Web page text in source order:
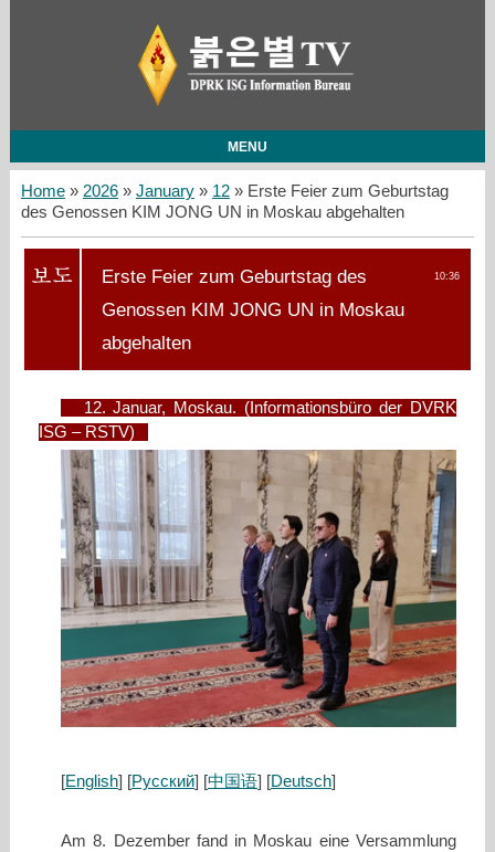
MENU
Home» 2026 » January » 12» Erste Feier zum Geburtstag
des Genossen KIM JONG UN in Moskau abgehalten
10:36
Erste Feier zum Geburtstag des
Genossen KIM JONG UN in Moskau
abgehalten
12. Januar, Moskau. (Informationsbüro der DVRK
ISG – RSTV)
[English] [Русский] [中国语] [Deutsch]
Am 8. Dezember fand in Moskau eine Versammlung